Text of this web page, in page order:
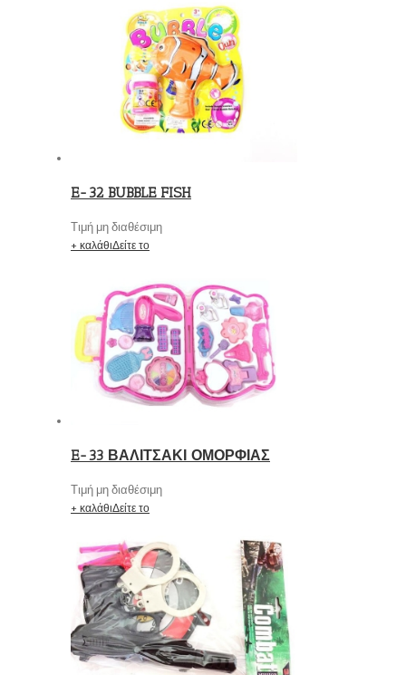
E-32 BUBBLE FISH
Τιμή μη διαθέσιμη
+ καλάθιΔείτε το
E-33 ΒΑΛΙΤΣΑΚΙ ΟΜΟΡΦΙΑΣ
Τιμή μη διαθέσιμη
+ καλάθιΔείτε το